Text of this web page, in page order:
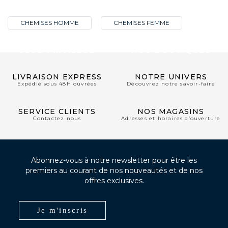
CHEMISES HOMME CHEMISES FEMME
LIVRAISON EXPRESS
Expédié sous 48H ouvrées
NOTRE UNIVERS
Découvrez notre savoir-faire
SERVICE CLIENTS
Contactez nous
NOS MAGASINS
Adresses et horaires d’ouverture
Abonnez-vous à notre newsletter pour être les
premiers au courant de nos nouveautés et de nos
offres exclusives.
Je m'inscris